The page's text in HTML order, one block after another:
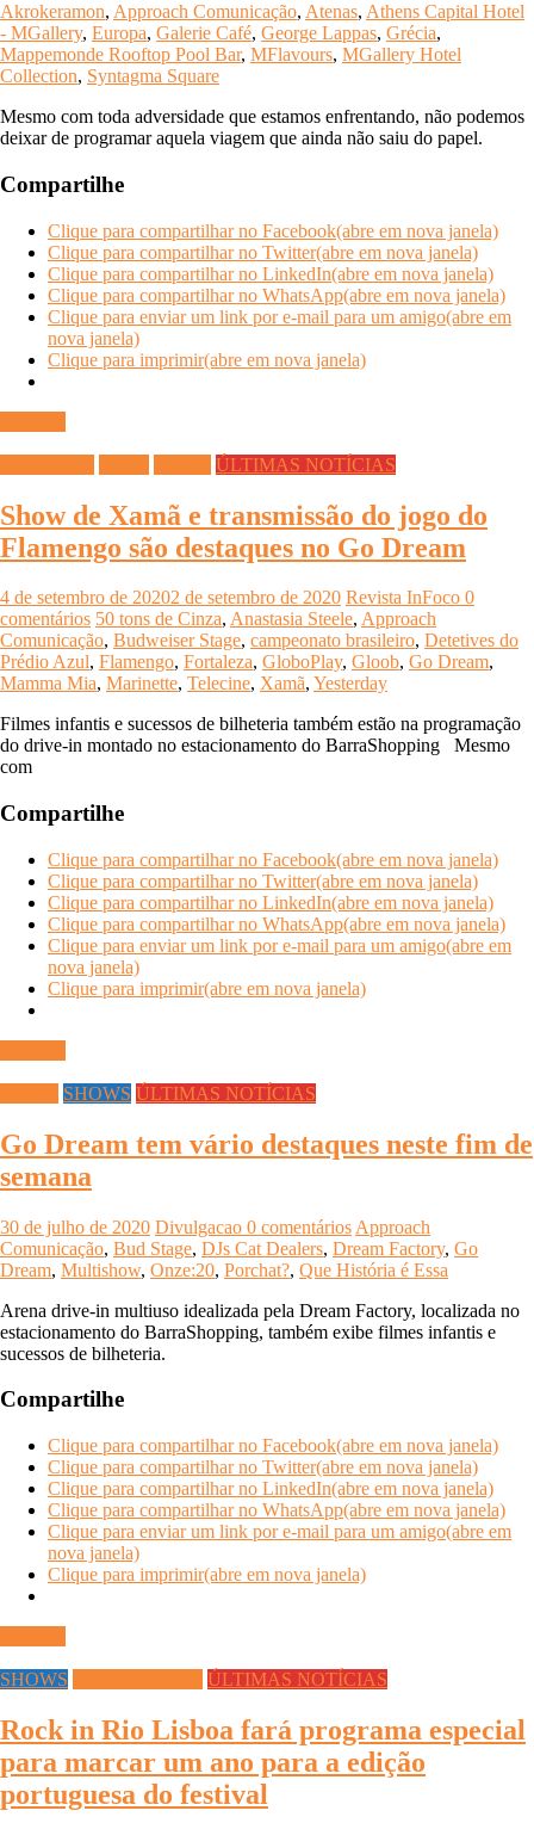
Akrokeramon, Approach Comunicação, Atenas, Athens Capital Hotel
- MGallery, Europa, Galerie Café, George Lappas, Grécia,
Mappemonde Rooftop Pool Bar, MFlavours, MGallery Hotel
Collection, Syntagma Square
Mesmo com toda adversidade que estamos enfrentando, não podemos
deixar de programar aquela viagem que ainda não saiu do papel.
Compartilhe
Clique para compartilhar no Facebook(abre em nova janela)
Clique para compartilhar no Twitter(abre em nova janela)
Clique para compartilhar no LinkedIn(abre em nova janela)
Clique para compartilhar no WhatsApp(abre em nova janela)
Clique para enviar um link por e-mail para um amigo(abre em
nova janela)
Clique para imprimir(abre em nova janela)
ÚLTIMAS NOTÍCIAS
Show de Xamã e transmissão do jogo do
Flamengo são destaques no Go Dream
4 de setembro de 20202 de setembro de 2020 Revista InFoco 0
comentários 50 tons de Cinza, Anastasia Steele, Approach
Comunicação, Budweiser Stage, campeonato brasileiro, Detetives do
Prédio Azul, Flamengo, Fortaleza, GloboPlay, Gloob, Go Dream,
Mamma Mia, Marinette, Telecine, Xamã, Yesterday
Filmes infantis e sucessos de bilheteria também estão na programação
do drive-in montado no estacionamento do BarraShopping Mesmo
com
Compartilhe
Clique para compartilhar no Facebook(abre em nova janela)
Clique para compartilhar no Twitter(abre em nova janela)
Clique para compartilhar no LinkedIn(abre em nova janela)
Clique para compartilhar no WhatsApp(abre em nova janela)
Clique para enviar um link por e-mail para um amigo(abre em
nova janela)
Clique para imprimir(abre em nova janela)
SHOWS ÚLTIMAS NOTÍCIAS
Go Dream tem vário destaques neste fim de
semana
30 de julho de 2020 Divulgacao 0 comentários Approach
Comunicação, Bud Stage, DJs Cat Dealers, Dream Factory, Go
Dream, Multishow, Onze:20, Porchat?, Que História é Essa
Arena drive-in multiuso idealizada pela Dream Factory, localizada no
estacionamento do BarraShopping, também exibe filmes infantis e
sucessos de bilheteria.
Compartilhe
Clique para compartilhar no Facebook(abre em nova janela)
Clique para compartilhar no Twitter(abre em nova janela)
Clique para compartilhar no LinkedIn(abre em nova janela)
Clique para compartilhar no WhatsApp(abre em nova janela)
Clique para enviar um link por e-mail para um amigo(abre em
nova janela)
Clique para imprimir(abre em nova janela)
SHOWS ÚLTIMAS NOTÍCIAS
Rock in Rio Lisboa fará programa especial
para marcar um ano para a edição
portuguesa do festival